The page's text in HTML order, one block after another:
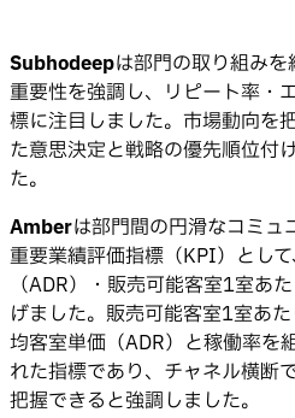
Subhodeepは部門の取り組み
重要性を強調し、リピート率・
標に注目しました。市場動向を
た意思決定と戦略の優先順位付
た。
Amberは部門間の円滑なコミ
重要業績評価指標（KPI）とし
（ADR）・販売可能客室1室あ
げました。販売可能客室1室あ
均客室単価（ADR）と稼働率を
れた指標であり、チャネル横断
把握できると強調しました。